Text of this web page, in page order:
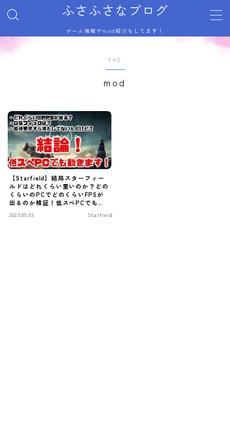
ふさふさなブログ
ゲーム情報やmod紹介もしてます！
MENU
サイトマップ
利用規約／特定商取引法に基づく表記
自己紹介
記事一覧
運営者情報
TAG
mod
【Starfield】結局スターフィー
ルドはどれくらい重いのか？どの
くらいのPCでどのくらいFPSが
出るのか検証！低スぺPCでも動
2023.09.03 Starfield